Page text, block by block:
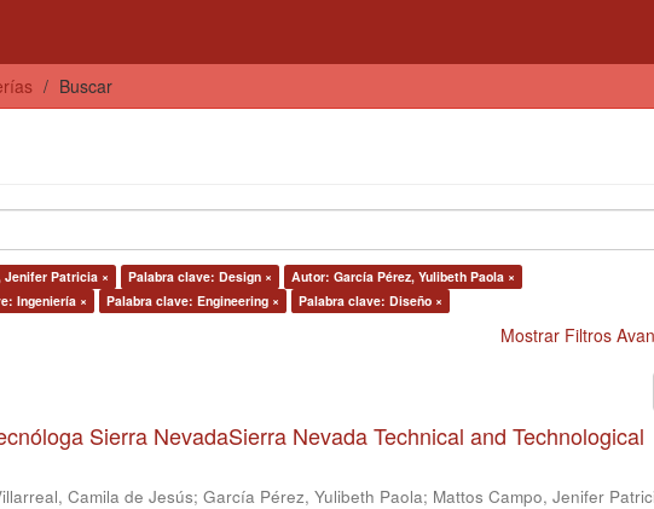
Buscar
Patricia × Palabra clave: Design ×
Autor: García Pérez, Yulibeth Paola ×
Ingeniería × Palabra clave: Engineering × Palabra clave: Diseño ×
Mostrar Filtros
Sierra NevadaSierra Nevada Technical and Technological
Camila de Jesús; García Pérez, Yulibeth Paola; Mattos Campo, Jenifer